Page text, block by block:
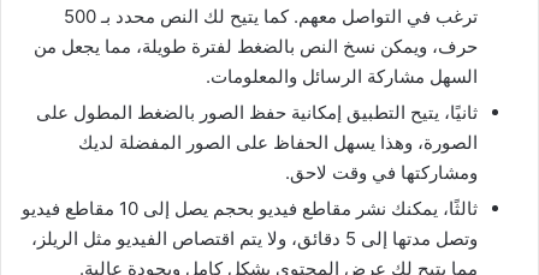
ترغب في التواصل معهم. كما يتيح لك النص محدد بـ 500
حرف، ويمكن نسخ النص بالضغط لفترة طويلة، مما يجعل من
السهل مشاركة الرسائل والمعلومات.
ثانيًا، يتيح التطبيق إمكانية حفظ الصور بالضغط المطول على
الصورة، وهذا يسهل الحفاظ على الصور المفضلة لديك
ومشاركتها في وقت لاحق.
ثالثًا، يمكنك نشر مقاطع فيديو بحجم يصل إلى 10 مقاطع فيديو
وتصل مدتها إلى 5 دقائق، ولا يتم اقتصاص الفيديو مثل الريلز،
مما يتيح لك عرض المحتوى بشكل كامل وبجودة عالية.